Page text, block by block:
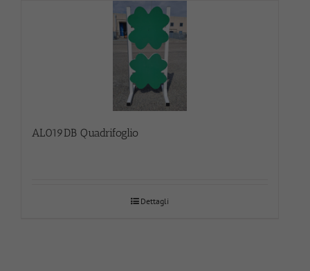
AL019DB Quadrifoglio
Dettagli